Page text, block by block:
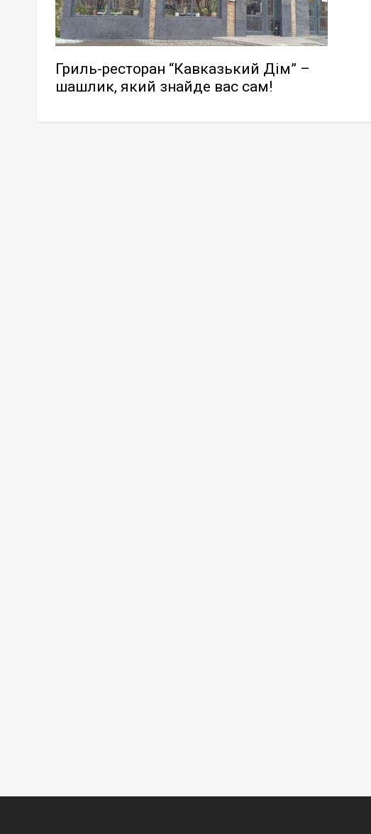
Гриль-ресторан “Кавказький Дім” –
шашлик, який знайде вас сам!